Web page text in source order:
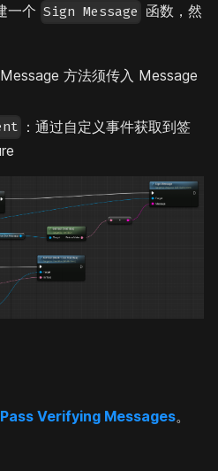
一个 Sign Message 函数，然
方法须传入 Message
：通过自定义事件获取到签
Verifying Messages。